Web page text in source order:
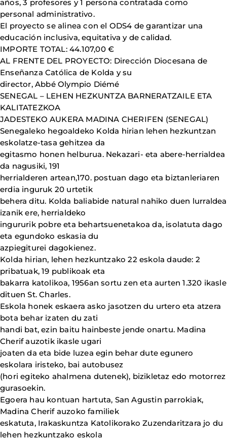
años, 3 profesores y 1 persona contratada como
personal administrativo.
El proyecto se alinea con el ODS4 de garantizar una
educación inclusiva, equitativa y de calidad.
IMPORTE TOTAL: 44.107,00 €
AL FRENTE DEL PROYECTO: Dirección Diocesana de
Enseñanza Católica de Kolda y su
director, Abbé Olympio Diémé
SENEGAL – LEHEN HEZKUNTZA BARNERATZAILE ETA
KALITATEZKOA
JADESTEKO AUKERA MADINA CHERIFEN (SENEGAL)
Senegaleko hegoaldeko Kolda hirian lehen hezkuntzan
eskolatze-tasa gehitzea da
egitasmo honen helburua. Nekazari- eta abere-herrialdea
da nagusiki, 191
herrialderen artean,170. postuan dago eta biztanleriaren
erdia inguruk 20 urtetik
behera ditu. Kolda baliabide natural nahiko duen lurraldea
izanik ere, herrialdeko
ingururik pobre eta behartsuenetakoa da, isolatuta dago
eta egundoko eskasia du
azpiegiturei dagokienez.
Kolda hirian, lehen hezkuntzako 22 eskola daude: 2
pribatuak, 19 publikoak eta
bakarra katolikoa, 1956an sortu zen eta aurten 1.320 ikasle
dituen St. Charles.
Eskola honek eskaera asko jasotzen du urtero eta atzera
bota behar izaten du zati
handi bat, ezin baitu hainbeste jende onartu. Madina
Cherif auzotik ikasle ugari
joaten da eta bide luzea egin behar dute egunero
eskolara iristeko, bai autobusez
(hori egiteko ahalmena dutenek), bizikletaz edo motorrez
gurasoekin.
Egoera hau kontuan hartuta, San Agustin parrokiak,
Madina Cherif auzoko familiek
eskatuta, Irakaskuntza Katolikorako Zuzendaritzara jo du
lehen hezkuntzako eskola